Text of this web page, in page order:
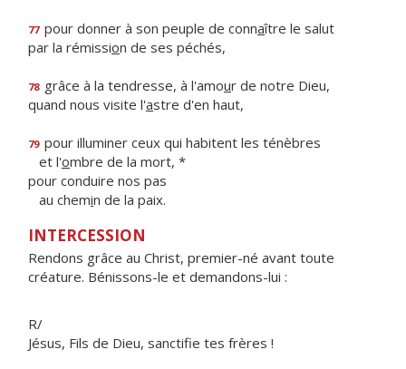
77 pour donner à son peuple de connaître le salut
par la rémission de ses péchés,
78 grâce à la tendresse, à l'amour de notre Dieu,
quand nous visite l'astre d'en haut,
79 pour illuminer ceux qui habitent les ténèbres
et l'ombre de la mort, *
pour conduire nos pas
au chemin de la paix.
INTERCESSION
Rendons grâce au Christ, premier-né avant toute
créature. Bénissons-le et demandons-lui :
R/
Jésus, Fils de Dieu, sanctifie tes frères !